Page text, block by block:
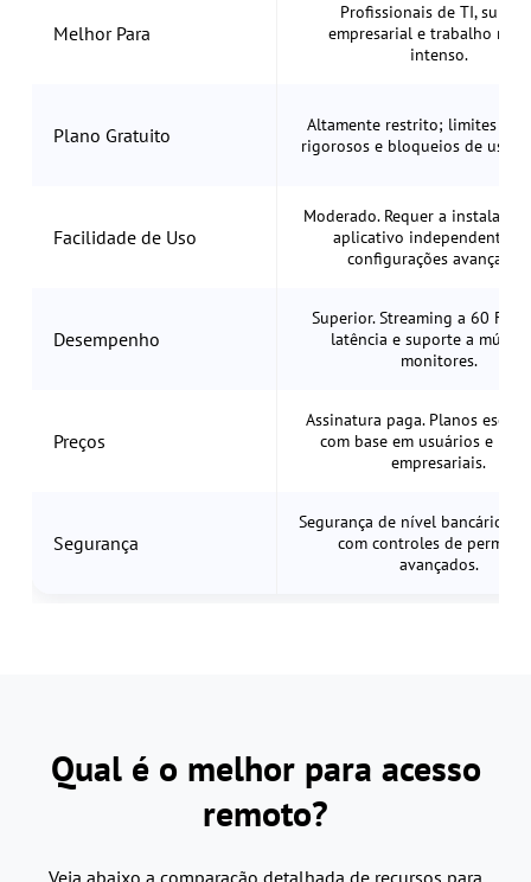
Melhor Para
Profissionais de TI,
empresarial e trabalho
intenso.
Plano Gratuito
Altamente restrito; limites de
rigorosos e bloqueios de uso
Facilidade de Uso
Moderado. Requer a instalação
aplicativo independente
configurações avançadas.
Desempenho
Superior. Streaming a 60 FPS,
latência e suporte a
monitores.
Preços
Assinatura paga. Planos
com base em usuários e
empresariais.
Segurança
Segurança de nível bancário
com controles de
avançados.
Qual é o melhor para acesso
remoto?
Veja abaixo a comparação detalhada de recursos para